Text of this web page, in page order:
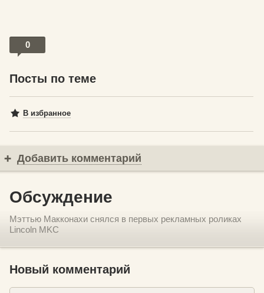
0
Посты по теме
В избранное
Добавить комментарий
Обсуждение
Мэттью Макконахи снялся в первых рекламных роликах
Lincoln MKC
Новый комментарий